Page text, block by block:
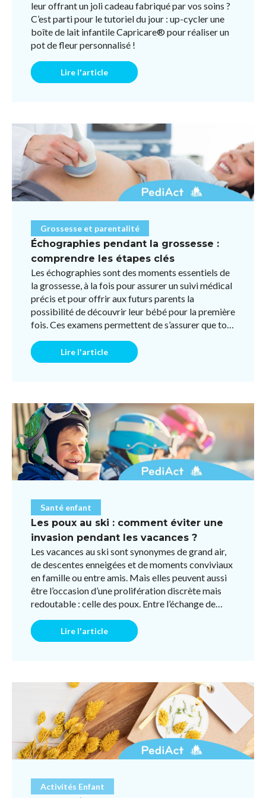
complications. Peut-on donner des compléments de
Vitamine D aux enfants ? "Mon enfant a-t-il besoin
de compléments en vitamine D ?" C'est une question
fréquente. La réponse est oui, surtout dans les
exclusivement allaités, car le lait maternel ne
contient pas une quantité suffisante de cette
leur offrant un joli cadeau fabriqué par vos soins ?
C’est parti pour le tutoriel du jour : up-cycler une
boîte de lait infantile Capricare® pour réaliser un
pot de fleur personnalisé !
Lire l'article
Grossesse et parentalité
Échographies pendant la grossesse :
comprendre les étapes clés
Les échographies sont des moments essentiels de
la grossesse, à la fois pour assurer un suivi médical
précis et pour offrir aux futurs parents la
possibilité de découvrir leur bébé pour la première
fois. Ces examens permettent de s’assurer que tout
Lire l'article
Santé enfant
Les poux au ski : comment éviter une
invasion pendant les vacances ?
Les vacances au ski sont synonymes de grand air,
de descentes enneigées et de moments conviviaux
en famille ou entre amis. Mais elles peuvent aussi
être l’occasion d’une prolifération discrète mais
redoutable : celle des poux. Entre l’échange de
Lire l'article
Activités Enfant